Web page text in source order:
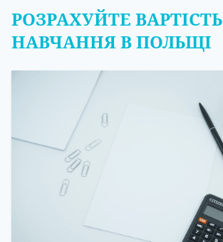
РОЗРАХУЙТЕ ВАРТІСТЬ
НАВЧАННЯ В ПОЛЬЩІ